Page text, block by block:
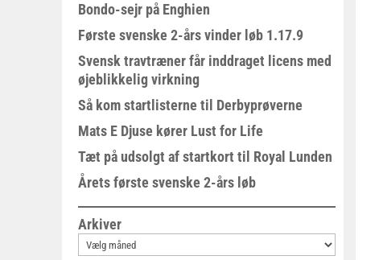
Bondo-sejr på Enghien
Første svenske 2-års vinder løb 1.17.9
Svensk travtræner får inddraget licens med
øjeblikkelig virkning
Så kom startlisterne til Derbyprøverne
Mats E Djuse kører Lust for Life
Tæt på udsolgt af startkort til Royal Lunden
Årets første svenske 2-års løb
Arkiver